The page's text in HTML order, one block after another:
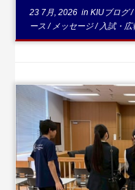
23 7月, 2026 inKIUブログ/
ース/ メッセージ/ 入試・
...続きを読む